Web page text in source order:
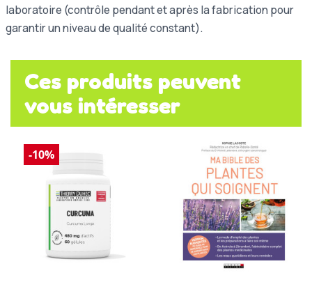
laboratoire (contrôle pendant et après la fabrication pour
garantir un niveau de qualité constant).
Ces produits peuvent
vous intéresser
-10%